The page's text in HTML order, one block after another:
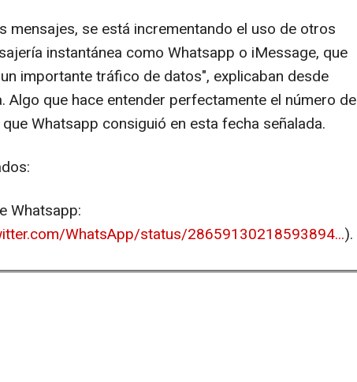
mensajes, se está incrementando el uso de otros
instantánea como Whatsapp o iMessage, que
importante tráfico de datos", explicaban desde
Algo que hace entender perfectamente el número de
Whatsapp consiguió en esta fecha señalada.
Whatsapp:
WhatsApp/status/28659130218593894...).